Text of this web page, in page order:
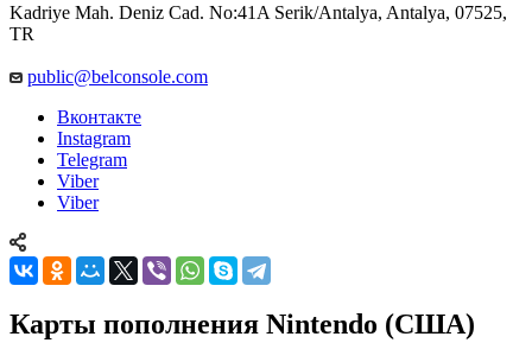
Kadriye Mah. Deniz Cad. No:41A Serik/Antalya, Antalya, 07525,
TR
public@belconsole.com
Вконтакте
Instagram
Telegram
Viber
Viber
Карты пополнения Nintendo (США)